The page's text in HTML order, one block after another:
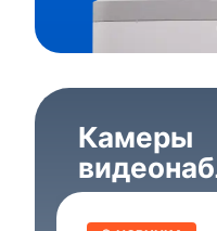
Камеры